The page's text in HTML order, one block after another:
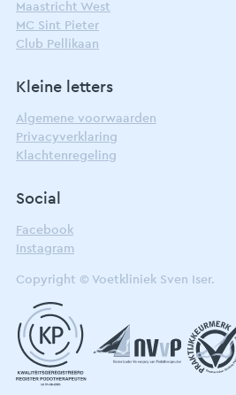
Maastricht West
MC Sint Pieter
Club Pellikaan
Kleine letters
Algemene voorwaarden
Privacyverklaring
Klachtenregeling
Social
Facebook
Instagram
Copyright © Voetkliniek Sven Iser.